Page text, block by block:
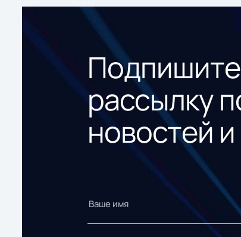
рассылку
новостей